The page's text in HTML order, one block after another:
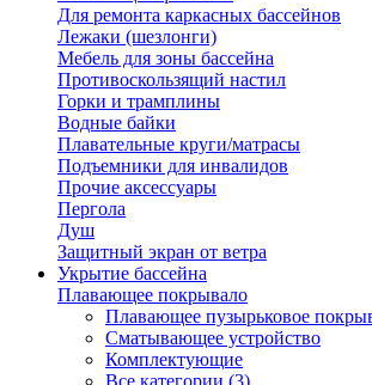
Для ремонта каркасных бассейнов
Лежаки (шезлонги)
Мебель для зоны бассейна
Противоскользящий настил
Горки и трамплины
Водные байки
Плавательные круги/матрасы
Подъемники для инвалидов
Прочие аксессуары
Пергола
Душ
Защитный экран от ветра
Укрытие бассейна
Плавающее покрывало
Плавающее пузырьковое
Сматывающее устройство
Комплектующие
Все категории (3)